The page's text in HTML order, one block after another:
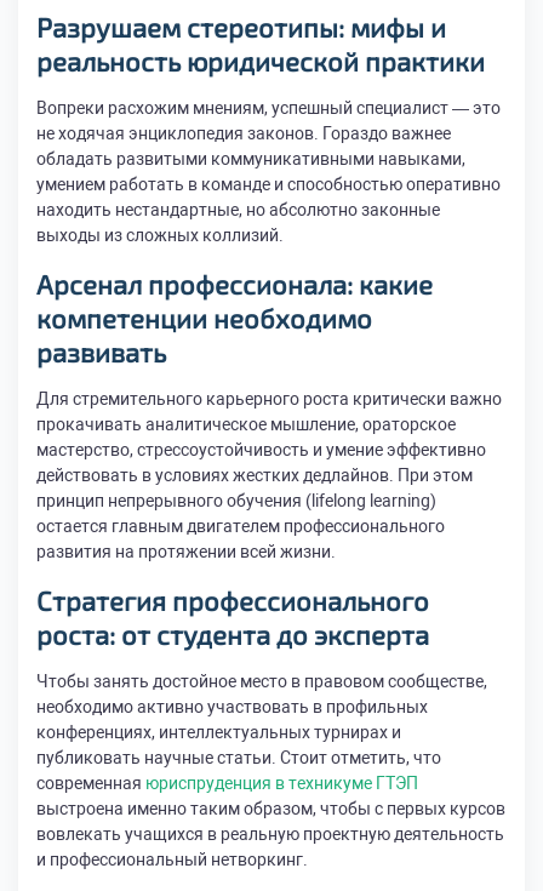
Разрушаем стереотипы: мифы и
реальность юридической практики
Вопреки расхожим мнениям, успешный специалист — это
не ходячая энциклопедия законов. Гораздо важнее
обладать развитыми коммуникативными навыками,
умением работать в команде и способностью оперативно
находить нестандартные, но абсолютно законные
выходы из сложных коллизий.
Арсенал профессионала: какие
компетенции необходимо
развивать
Для стремительного карьерного роста критически важно
прокачивать аналитическое мышление, ораторское
мастерство, стрессоустойчивость и умение эффективно
действовать в условиях жестких дедлайнов. При этом
принцип непрерывного обучения (lifelong learning)
остается главным двигателем профессионального
развития на протяжении всей жизни.
Стратегия профессионального
роста: от студента до эксперта
Чтобы занять достойное место в правовом сообществе,
необходимо активно участвовать в профильных
конференциях, интеллектуальных турнирах и
публиковать научные статьи. Стоит отметить, что
современная юриспруденция в техникуме ГТЭП
выстроена именно таким образом, чтобы с первых курсов
вовлекать учащихся в реальную проектную деятельность
и профессиональный нетворкинг.